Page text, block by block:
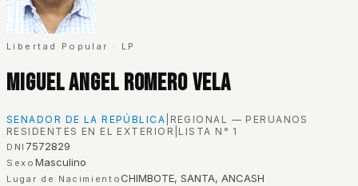
Libertad Popular · LP
Miguel Angel Romero Vela
SENADOR DE LA REPÚBLICA REGIONAL — PERUANOS
RESIDENTES EN EL EXTERIOR LISTA N° 1
DNI 7572829
Sexo Masculino
Lugar de NacimientoCHIMBOTE, SANTA, ANCASH